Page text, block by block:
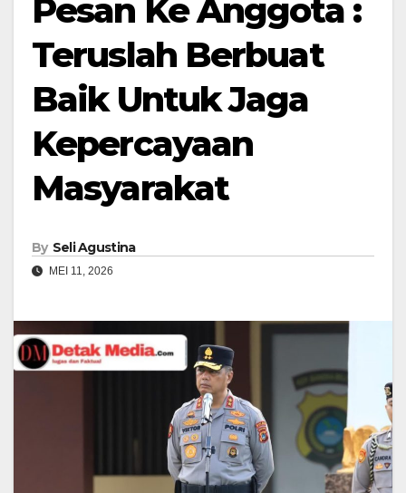
Pesan Ke Anggota :
Teruslah Berbuat
Baik Untuk Jaga
Kepercayaan
Masyarakat
By Seli Agustina
MEI 11, 2026